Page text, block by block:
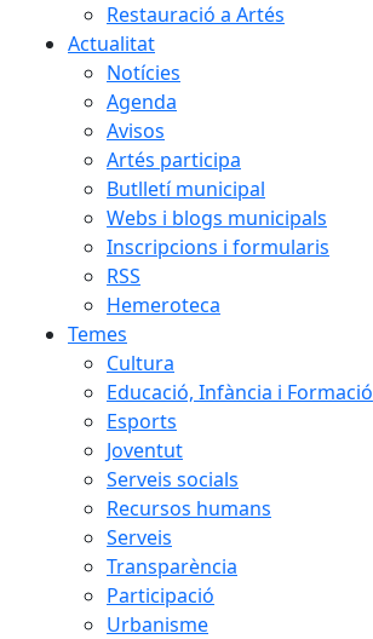
Restauració a Artés
Actualitat
Notícies
Agenda
Avisos
Artés participa
Butlletí municipal
Webs i blogs municipals
Inscripcions i formularis
RSS
Hemeroteca
Temes
Cultura
Educació, Infància i Formació
Esports
Joventut
Serveis socials
Recursos humans
Serveis
Transparència
Participació
Urbanisme